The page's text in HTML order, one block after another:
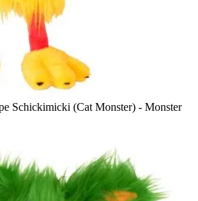
Schickimicki (Cat Monster) - Monster